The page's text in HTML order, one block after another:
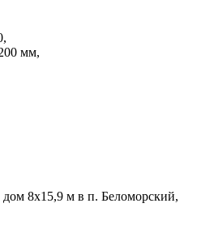
мм,
8х15,9 м в п. Беломорский,